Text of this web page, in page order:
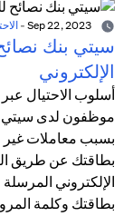
-
سيتي بنك
الإلكتروني
أسلوب الاحتيال عبر
موظفون لدى سيتي
بسبب معاملات
بطاقتك عن طريق
الإلكتروني
بطاقتك وكلمة